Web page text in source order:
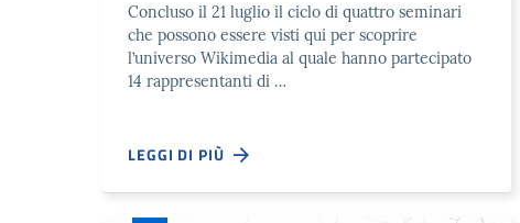
Concluso il 21 luglio il ciclo di quattro seminari
che possono essere visti qui per scoprire
l’universo Wikimedia al quale hanno partecipato
14 rappresentanti di …
LEGGI DI PIÙ